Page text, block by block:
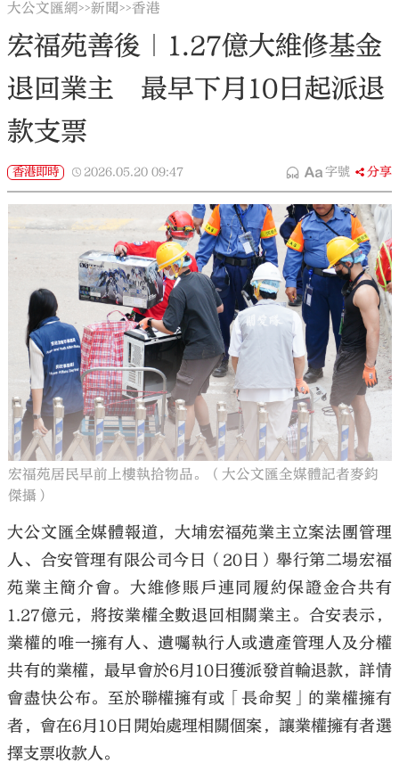
大公文匯網>>新聞>>香港
宏福苑善後｜1.27億大維修基金
退回業主 最早下月10日起派退
款支票
香港即時 2026.05.20 09:47 字號 分享
宏福苑居民早前上樓執拾物品。（大公文匯全媒體記者麥鈞
傑攝）
大公文匯全媒體報道，大埔宏福苑業主立案法團管理
人、合安管理有限公司今日（20日）舉行第二場宏福
苑業主簡介會。大維修賬戶連同履約保證金合共有
1.27億元，將按業權全數退回相關業主。合安表示，
業權的唯一擁有人、遺囑執行人或遺產管理人及分權
共有的業權，最早會於6月10日獲派發首輪退款，詳情
會盡快公布。至於聯權擁有或「長命契」的業權擁有
者，會在6月10日開始處理相關個案，讓業權擁有者選
擇支票收款人。